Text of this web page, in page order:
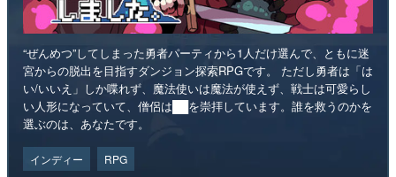
“ぜんめつ”してしまった勇者パーティから1人だけ選んで、ともに迷
宮からの脱出を目指すダンジョン探索RPGです。 ただし勇者は「は
い/いいえ」しか喋れず、魔法使いは魔法が使えず、戦士は可愛らし
い人形になっていて、僧侶は██を崇拝しています。誰を救うのかを
選ぶのは、あなたです。
インディー RPG